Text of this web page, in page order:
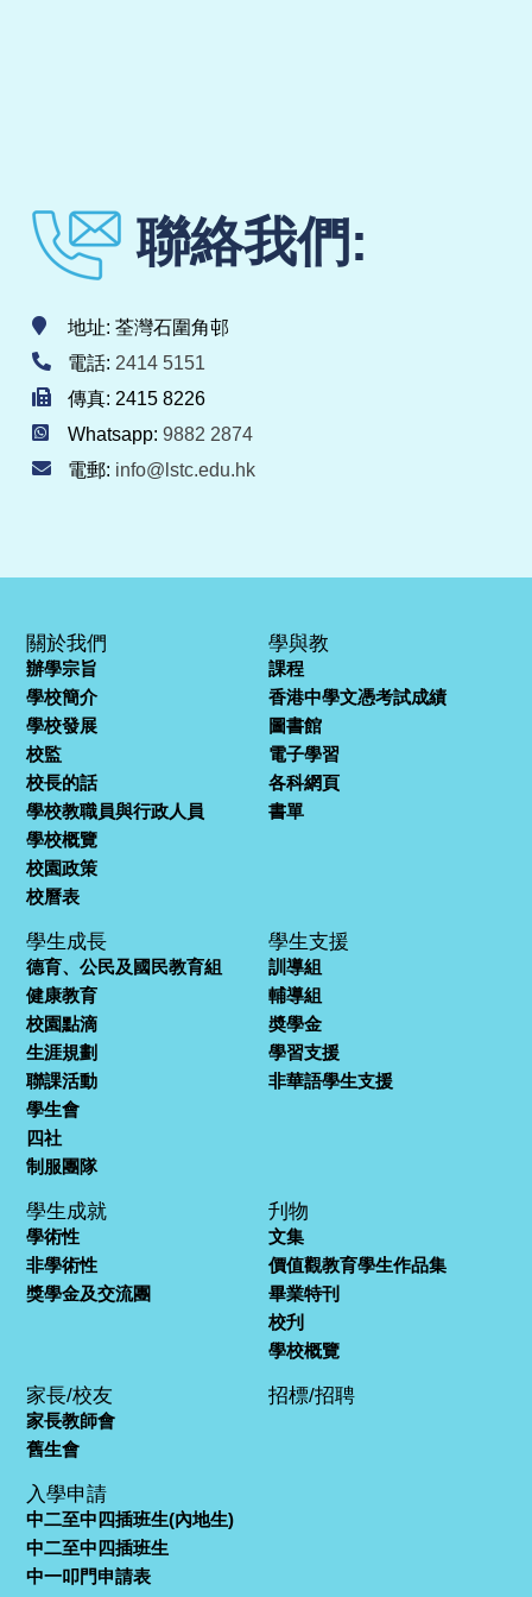
聯絡我們:
地址: 荃灣石圍角邨
電話: 2414 5151
傳真: 2415 8226
Whatsapp: 9882 2874
電郵: info@lstc.edu.hk
關於我們
辦學宗旨
學校簡介
學校發展
校監
校長的話
學校教職員與行政人員
學校概覽
校園政策
校曆表
學與教
課程
香港中學文憑考試成績
圖書館
電子學習
各科網頁
書單
學生成長
德育、公民及國民教育組
健康教育
校園點滴
生涯規劃
聯課活動
學生會
四社
制服團隊
學生支援
訓導組
輔導組
奬學金
學習支援
非華語學生支援
學生成就
學術性
非學術性
獎學金及交流團
刋物
文集
價值觀教育學生作品集
畢業特刊
校刋
學校概覽
家長/校友
家長教師會
舊生會
招標/招聘
入學申請
中二至中四插班生(內地生)
中二至中四插班生
中一叩門申請表